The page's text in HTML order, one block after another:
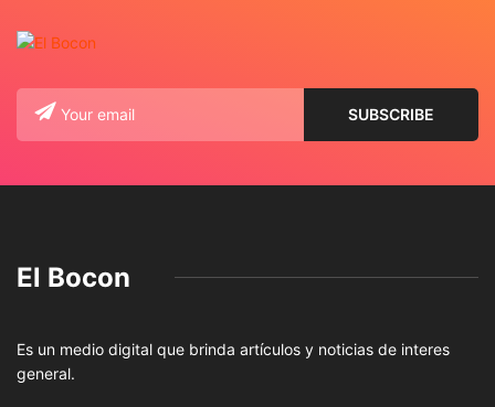
El Bocon
Es un medio digital que brinda artículos y noticias de interes
general.